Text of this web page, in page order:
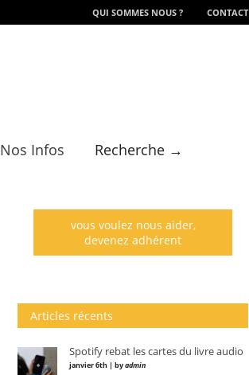
QUI SOMMES NOUS ? CONTACT
Nos Infos Recherche →
vous voulez nous aider,
devenez adhérent
Articles récents
Spotify rebat les cartes du livre audio
janvier 6th | byadmin